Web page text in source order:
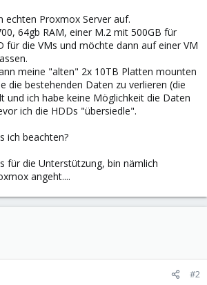
echten Proxmox Server auf.
64gb RAM, einer M.2 mit 500GB für
für die VMs und möchte dann auf einer VM
meine "alten" 2x 10TB Platten mounten
die bestehenden Daten zu verlieren (die
und ich habe keine Möglichkeit die Daten
ich die HDDs "übersiedle".
ich beachten?
für die Unterstützung, bin nämlich
angeht....
#2